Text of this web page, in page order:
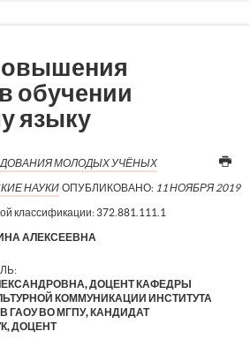
обучении
языку
МОЛОДЫХ УЧЁНЫХ
НАУКИ ОПУБЛИКОВАНО: 11 НОЯБРЯ 2019
классификации: 372.881.111.1
АЛЕКСЕЕВНА
ДОЦЕНТ КАФЕДРЫ
КОММУНИКАЦИИ ИНСТИТУТА
ВО МГПУ, КАНДИДАТ
ДОЦЕНТ